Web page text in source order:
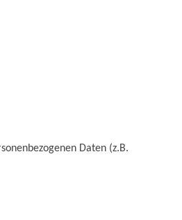
Daten (z.B.